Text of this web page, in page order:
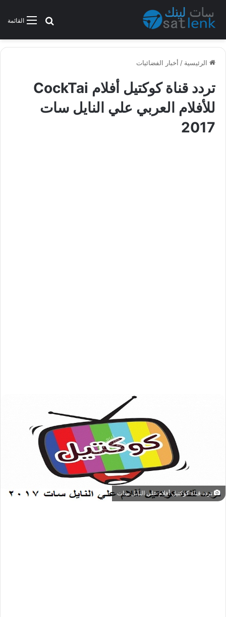
القائمةبحث عن
الرئيسية / أخبار الفضائيات
تردد قناة كوكتيل أفلام CockTai
للأفلام العربي علي النايل سات
2017
تردد قناة كوكتيل أفلام علي النايل سات